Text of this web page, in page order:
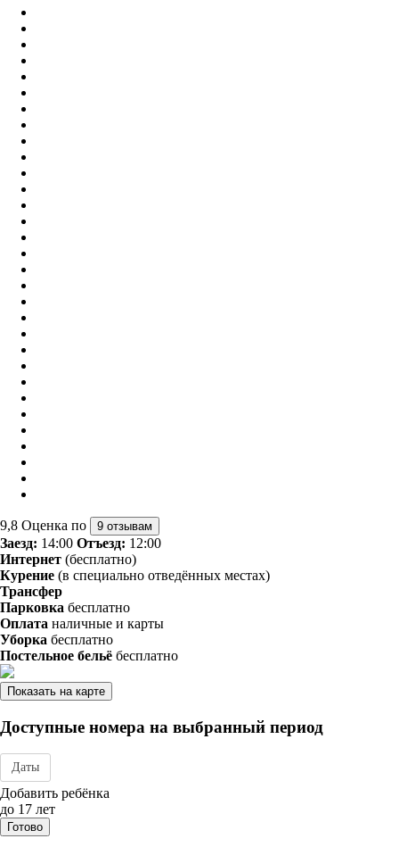
9,8 Оценка по 9 отзывам
Заезд: 14:00 Отъезд: 12:00
Интернет (бесплатно)
Курение (в специально отведённых местах)
Трансфер
Парковка бесплатно
Оплата наличные и карты
Уборка бесплатно
Постельное бельё бесплатно
Показать на карте
Доступные номера на выбранный период
Даты
Дата заезда - отъезда
Добавить ребёнка
до 17 лет
Готово